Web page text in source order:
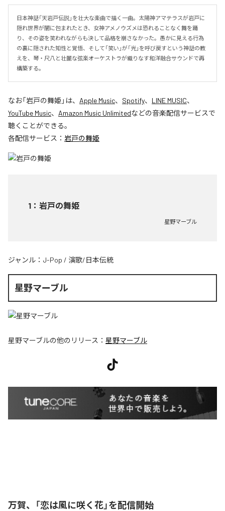
日本神話「天岩戸伝説」を壮大な楽曲で描く一曲。太陽神アマテラスが岩戸に
隠れ世界が闇に包まれたとき、女神アメノウズメは恐れることなく舞を踊
り、その姿を笑われながらも決して品格を崩さなかった。愚かに見える行為
の裏に隠された知性と覚悟、そして「笑い」が「光」を呼び戻すという神話の教
えを、琴・尺八と壮麗な弦楽オーケストラが織りなす和洋融合サウンドで再
構築する。
なお「岩戸の舞姫 」は、 Apple Music、 Spotify、 LINE MUSIC、
YouTube Music、 Amazon Music Unlimitedなどの音楽配信サービスで
聴くことができる。
各配信サービス： 岩戸の舞姫
1 ： 岩戸の舞姫
星野マーブル
ジャンル： J-Pop / 演歌/日本伝統
星野マーブル
星野マーブルの他のリリース： 星野マーブル
万賀、「恋は風に咲く花」を配信開始